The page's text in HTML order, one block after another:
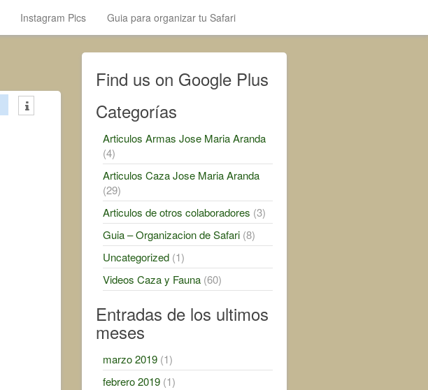
Instagram Pics Guia para organizar tu Safari
Find us on Google Plus
Categorías
Articulos Armas Jose Maria Aranda
(4)
Articulos Caza Jose Maria Aranda
(29)
Articulos de otros colaboradores (3)
Guia – Organizacion de Safari(8)
Uncategorized(1)
Videos Caza y Fauna(60)
Entradas de los ultimos
meses
marzo 2019(1)
febrero 2019(1)